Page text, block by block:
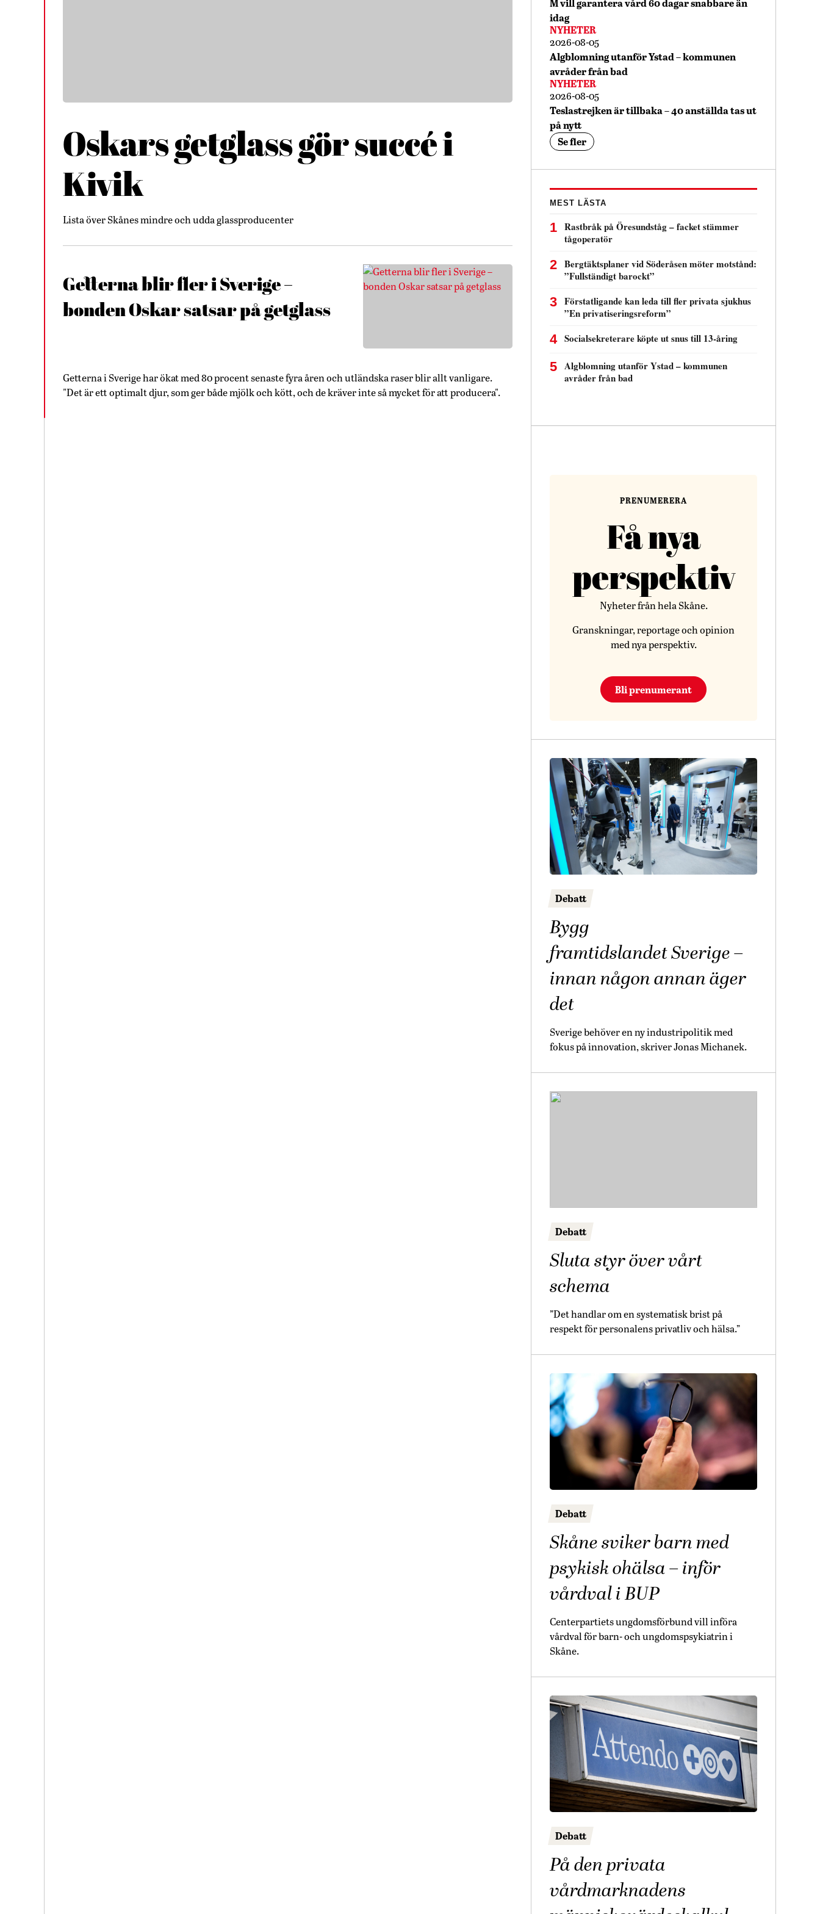
Oskars getglass gör succé i
Kivik
Lista över Skånes mindre och udda glassproducenter
Getterna blir fler i Sverige –
bonden Oskar satsar på getglass
Getterna i Sverige har ökat med 80 procent senaste fyra åren och utländska raser blir allt vanligare.
"Det är ett optimalt djur, som ger både mjölk och kött, och de kräver inte så mycket för att producera".
idag
NYHETER
2026-08-05
Algblomning utanför Ystad – kommunen
avråder från bad
NYHETER
2026-08-05
Teslastrejken är tillbaka – 40 anställda tas ut
på nytt
Se fler
PRENUMERERA
Få nya
perspektiv
Nyheter från hela Skåne.
Granskningar, reportage och opinion
med nya perspektiv.
Bli prenumerant
Debatt
Bygg
framtidslandet Sverige –
innan någon annan äger
det
Sverige behöver en ny industripolitik med
fokus på innovation, skriver Jonas Michanek.
Debatt
Sluta styr över vårt
schema
”Det handlar om en systematisk brist på
respekt för personalens privatliv och hälsa.”
Debatt
Skåne sviker barn med
psykisk ohälsa – inför
vårdval i BUP
Centerpartiets ungdomsförbund vill införa
vårdval för barn- och ungdomspsykiatrin i
Skåne.
Debatt
På den privata
vårdmarknadens